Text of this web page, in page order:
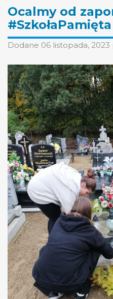
Ocalmy od
#SzkołaPamięta
Dodane 06 listopada, 2023